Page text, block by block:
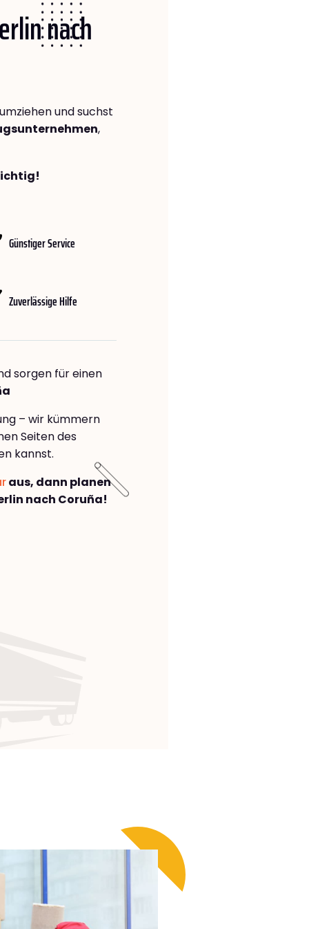
nach
und suchst
,
Günstiger Service
Zuverlässige Hilfe
sorgen für einen
– wir kümmern
Seiten des
kannst.
aus, dann planen
nach Coruña!